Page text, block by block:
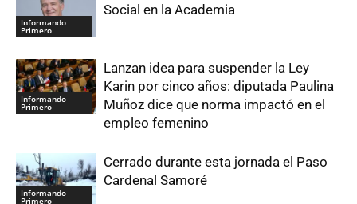
Informando
Primero
Social en la Academia
Informando
Primero
Lanzan idea para suspender la Ley
Karin por cinco años: diputada Paulina
Muñoz dice que norma impactó en el
empleo femenino
Informando
Primero
Cerrado durante esta jornada el Paso
Cardenal Samoré